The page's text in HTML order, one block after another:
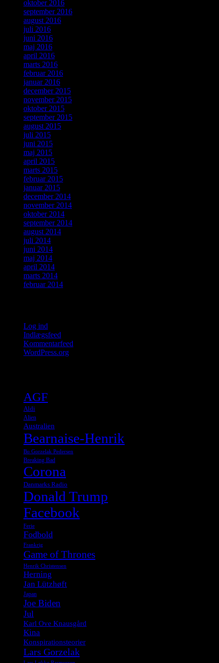
oktober 2016
september 2016
august 2016
juli 2016
juni 2016
maj 2016
april 2016
marts 2016
februar 2016
januar 2016
december 2015
november 2015
oktober 2015
september 2015
august 2015
juli 2015
juni 2015
maj 2015
april 2015
marts 2015
februar 2015
januar 2015
december 2014
november 2014
oktober 2014
september 2014
august 2014
juli 2014
juni 2014
maj 2014
april 2014
marts 2014
februar 2014
Log ind
Indlægsfeed
Kommentarfeed
WordPress.org
AGF
Aldi
Alien
Australien
Bearnaise-Henrik
Bo Gorzelak Pedersen
Breaking Bad
Corona
Danmarks Radio
Donald Trump
Facebook
Ferie
Fodbold
Frankrig
Game of Thrones
Henrik Christensen
Herning
Jan Lützhøft
Japan
Joe Biden
Jul
Karl Ove Knausgård
Kina
Konspirationsteorier
Lars Gorzelak